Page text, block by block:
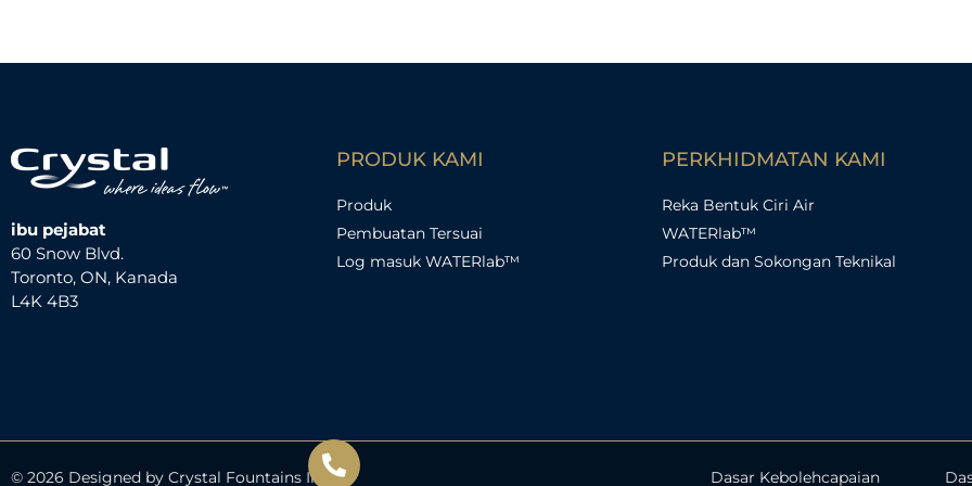
ibu pejabat
60 Snow Blvd.
Toronto, ON, Kanada
L4K 4B3
PRODUK KAMI
Produk
Pembuatan Tersuai
Log masuk WATERlab™
PERKHIDMATAN KAMI
Reka Bentuk Ciri Air
WATERlab™
Produk dan Sokongan Teknikal
© 2026 Designed by Crystal Fountains Inc. Dasar Kebolehcapaian